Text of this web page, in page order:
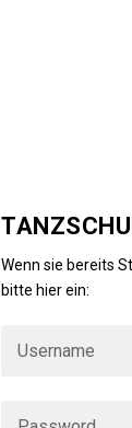
Wenn sie bereits
bitte hier ein: